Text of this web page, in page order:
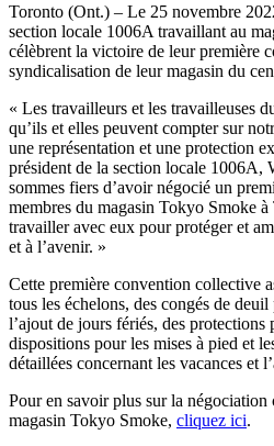
Toronto (Ont.) – Le 25 novembre
section locale 1006A travaillant au
célèbrent la victoire de leur première
syndicalisation de leur magasin du
« Les travailleurs et les travailleuses
qu’ils et elles peuvent compter sur
une représentation et une protection
président de la section locale 1006A,
sommes fiers d’avoir négocié un
membres du magasin Tokyo Smoke
travailler avec eux pour protéger et
et à l’avenir. »
Cette première convention collective
tous les échelons, des congés de deuil
l’ajout de jours fériés, des protections
dispositions pour les mises à pied et
détaillées concernant les vacances et
Pour en savoir plus sur la
magasin Tokyo Smoke, cliquez ici.